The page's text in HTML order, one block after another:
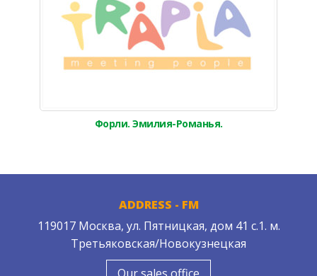
Форли. Эмилия-Романья.
ADDRESS - FM
119017 Москва, ул. Пятницкая, дом 41 с.1. м.
Третьяковская/Новокузнецкая